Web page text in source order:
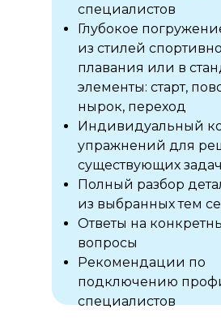
специалистов
Глубокое
из стилей
плавания или в
элементы: старт,
нырок, переход
Индивидуальный
упражнений для
существующих задач
Полный разбор
из выбранных тем
Ответы на
вопросы
Рекомендации по
подключению
специалистов